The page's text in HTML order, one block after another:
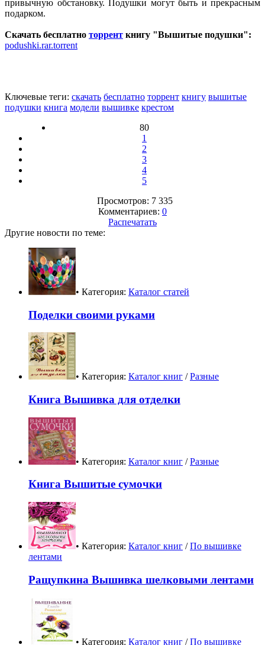
привычную обстановку. Подушки могут быть и прекрасным
подарком.
Скачать бесплатно торрент книгу "Вышитые подушки":
podushki.rar.torrent
Ключевые теги: скачать бесплатно торрент книгу вышитые
подушки книга модели вышивке крестом
80
1
2
3
4
5
Просмотров: 7 335
Комментариев: 0
Распечатать
Другие новости по теме:
• Категория: Каталог статей
Поделки своими руками
• Категория: Каталог книг /Разные
Книга Вышивка для отделки
• Категория: Каталог книг /Разные
Книга Вышитые сумочки
• Категория: Каталог книг /По вышивке
лентами
Ращупкина Вышивка шелковыми лентами
• Категория: Каталог книг /По вышивке